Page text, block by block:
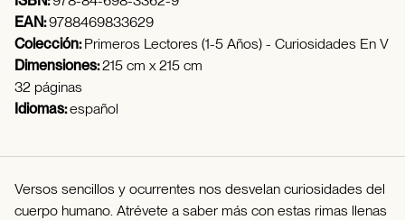
EAN:9788469833629
Colección:Primeros Lectores (1-5 Años) - Curiosidades En V
Dimensiones:215 cm x 215 cm
32 páginas
Idiomas:español
Versos sencillos y ocurrentes nos desvelan curiosidades del
cuerpo humano. Atrévete a saber más con estas rimas llenas